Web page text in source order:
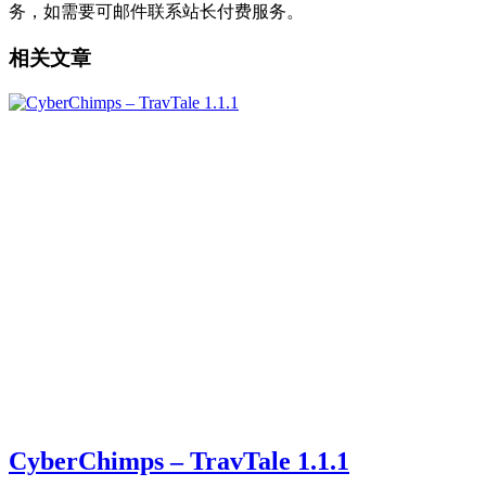
务，如需要可邮件联系站长付费服务。
相关文章
CyberChimps – TravTale 1.1.1